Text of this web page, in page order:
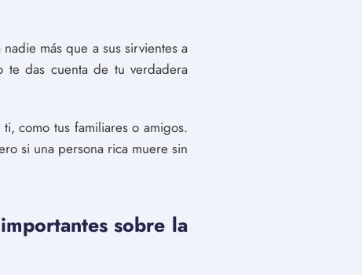
más que a sus sirvientes a
te das cuenta de tu verdadera
como tus familiares o amigos.
si una persona rica muere sin
sobre la